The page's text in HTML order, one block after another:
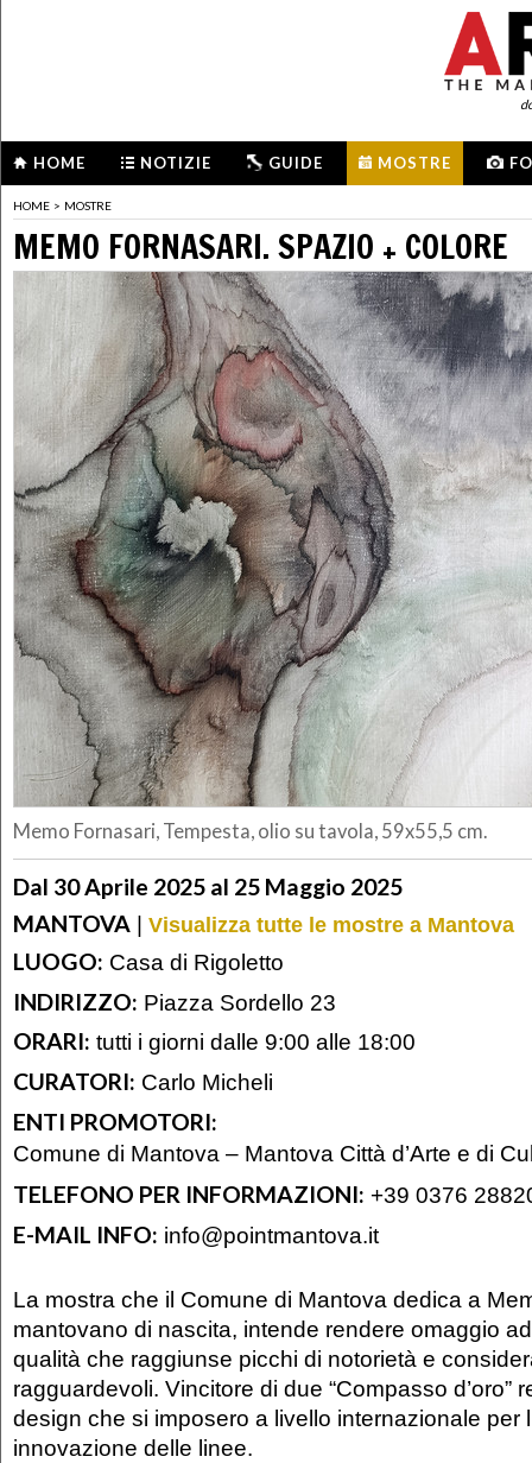
HOME NOTIZIE GUIDE MOSTRE
HOME > MOSTRE
MEMO FORNASARI. SPAZIO + COLORE
Memo Fornasari, Tempesta, olio su tavola, 59x55,5 cm.
Dal 30 Aprile 2025 al 25 Maggio 2025
MANTOVA | Visualizza tutte le mostre a Mantova
LUOGO: Casa di Rigoletto
INDIRIZZO: Piazza Sordello 23
ORARI: tutti i giorni dalle 9:00 alle 18:00
CURATORI: Carlo Micheli
ENTI PROMOTORI:
Comune di Mantova – Mantova Città d’Arte e di
TELEFONO PER INFORMAZIONI: +39 0376
E-MAIL INFO: info@pointmantova.it
La mostra che il Comune di Mantova dedica a
mantovano di nascita, intende rendere omaggio
qualità che raggiunse picchi di notorietà e
ragguardevoli. Vincitore di due “Compasso d’oro”
design che si imposero a livello internazionale per
innovazione delle linee.